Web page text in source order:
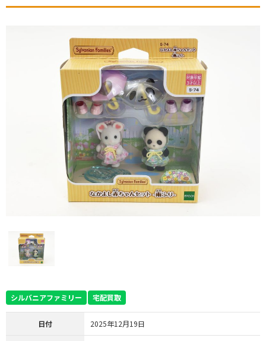
シルバニアファミリー 宅配買取
日付 2025年12月19日